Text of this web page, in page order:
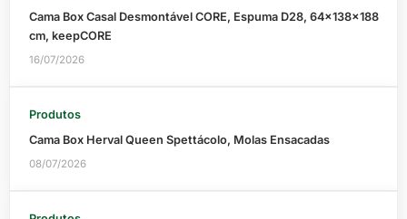
Cama Box Casal Desmontável CORE, Espuma D28, 64x138x188
cm, keepCORE
16/07/2026
Produtos
Cama Box Herval Queen Spettácolo, Molas Ensacadas
08/07/2026